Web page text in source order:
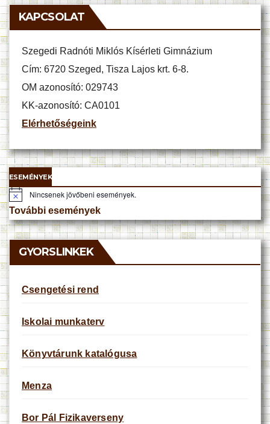
KAPCSOLAT
Szegedi Radnóti Miklós Kísérleti Gimnázium
Cím: 6720 Szeged, Tisza Lajos krt. 6-8.
OM azonosító: 029743
KK-azonosító: CA0101
Elérhetőségeink
ESEMÉNYEK
N
o
t
i
e
Nincsenek jövőbeni események.
További események
GYORSLINKEK
Csengetési rend
Iskolai munkaterv
Könyvtárunk katalógusa
Menza
Bor Pál Fizikaverseny